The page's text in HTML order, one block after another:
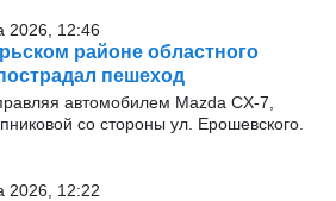
2026, 12:46
районе областного
пешеход
автомобилем Mazda CX-7,
со стороны ул. Ерошевского.
2026, 12:22